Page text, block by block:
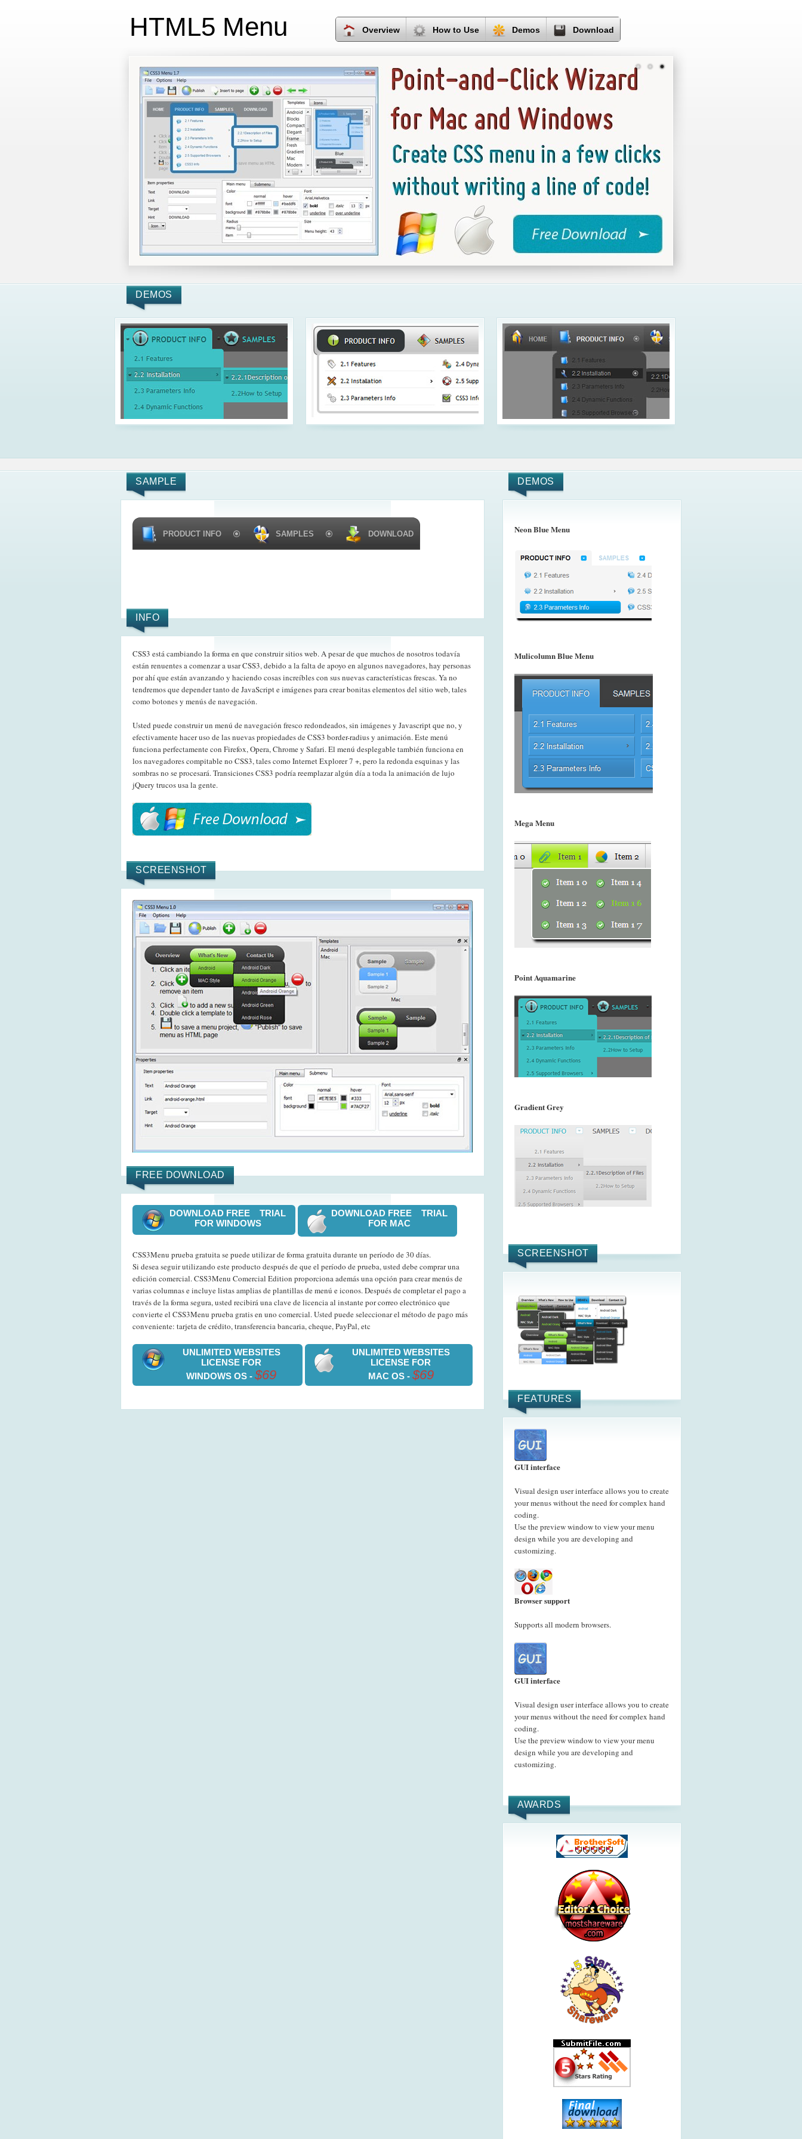
HTML5 Menu Overview How to Use Demos Download
DEMOS
SAMPLE
PRODUCT INFO SAMPLES DOWNLOAD
INFO
CSS3 está cambiando la forma en que construir sitios web. A pesar de que muchos de nosotros todavía
están renuentes a comenzar a usar CSS3, debido a la falta de apoyo en algunos navegadores, hay personas
por ahí que están avanzando y haciendo cosas increíbles con sus nuevas características frescas. Ya no
tendremos que depender tanto de JavaScript e imágenes para crear bonitas elementos del sitio web, tales
como botones y menús de navegación.
Usted puede construir un menú de navegación fresco redondeados, sin imágenes y Javascript que no, y
efectivamente hacer uso de las nuevas propiedades de CSS3 border-radius y animación. Este menú
funciona perfectamente con Firefox, Opera, Chrome y Safari. El menú desplegable también funciona en
los navegadores compitable no CSS3, tales como Internet Explorer 7 +, pero la redonda esquinas y las
sombras no se procesará. Transiciones CSS3 podría reemplazar algún día a toda la animación de lujo
jQuery trucos usa la gente.
SCREENSHOT
FREE DOWNLOAD
DOWNLOAD FREE TRIAL
FOR WINDOWS
DOWNLOAD FREE TRIAL
FOR MAC
CSS3Menu prueba gratuita se puede utilizar de forma gratuita durante un período de 30 días.
Si desea seguir utilizando este producto después de que el período de prueba, usted debe comprar una
edición comercial. CSS3Menu Comercial Edition proporciona además una opción para crear menús de
varias columnas e incluye listas amplias de plantillas de menú e iconos. Después de completar el pago a
través de la forma segura, usted recibirá una clave de licencia al instante por correo electrónico que
convierte el CSS3Menu prueba gratis en uno comercial. Usted puede seleccionar el método de pago más
conveniente: tarjeta de crédito, transferencia bancaria, cheque, PayPal, etc
UNLIMITED WEBSITES
LICENSE FOR
WINDOWS OS - $69
UNLIMITED WEBSITES
LICENSE FOR
MAC OS - $69
DEMOS
Neon Blue Menu
Mulicolumn Blue Menu
Mega Menu
Point Aquamarine
Gradient Grey
SCREENSHOT
FEATURES
GUI interface
Visual design user interface allows you to create
your menus without the need for complex hand
coding.
Use the preview window to view your menu
design while you are developing and
customizing.
Browser support
Supports all modern browsers.
GUI interface
Visual design user interface allows you to create
your menus without the need for complex hand
coding.
Use the preview window to view your menu
design while you are developing and
customizing.
AWARDS